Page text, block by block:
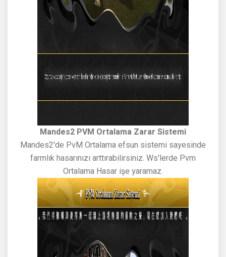
Mandes2 PVM Ortalama Zarar Sistemi
Mandes2'de PvM Ortalama efsun sistemi sayesinde
farmlık hasarınızı arttırabilirsiniz. Ws'lerde Pvm
Ortalama Hasar işe yaramaz.